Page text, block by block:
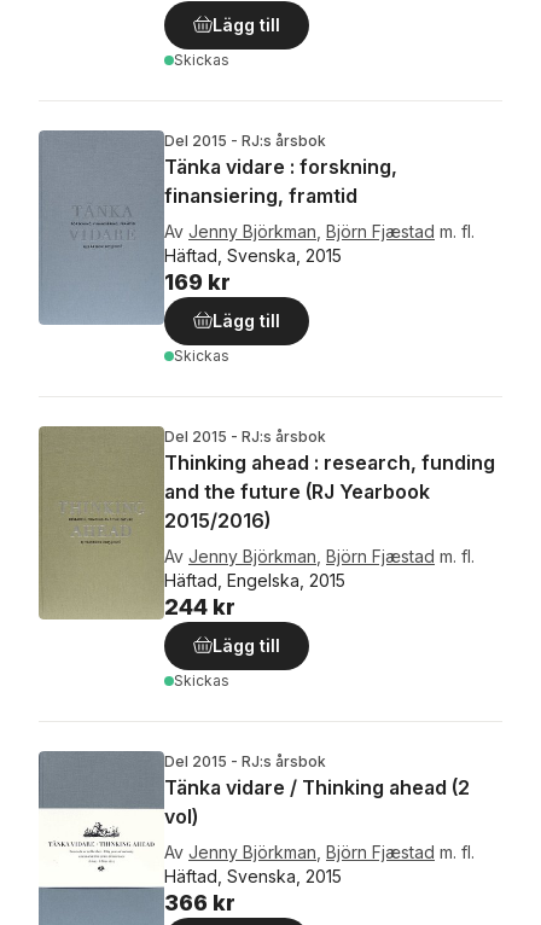
Lägg till
Skickas
Del 2015 - RJ:s årsbok
Tänka vidare : forskning,
finansiering, framtid
Av Jenny Björkman Björn Fjæstad m. fl.
Häftad, Svenska, 2015
169 kr
Lägg till
Skickas
Del 2015 - RJ:s årsbok
Thinking ahead : research, funding
and the future (RJ Yearbook
2015/2016)
Av Jenny Björkman Björn Fjæstad m. fl.
Häftad, Engelska, 2015
244 kr
Lägg till
Skickas
Del 2015 - RJ:s årsbok
Tänka vidare / Thinking ahead (2
vol)
Av Jenny Björkman Björn Fjæstad m. fl.
Häftad, Svenska, 2015
366 kr